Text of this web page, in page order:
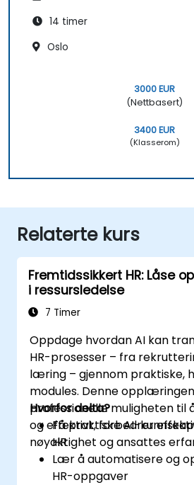
14 timer
Oslo
3000 EUR
(Nettbasert)
3400 EUR
(Klasserom)
Relaterte kurs
Fremtidssikkert HR: Låse
i ressursledelse
7 Timer
Oppdage hvordan AI kan
HR-prosesser – fra
læring – gjennom praktiske,
modules. Denne
professionelle muligheten til
og effektivt, forbedrer
nøyaktighet og ansattes
Hvorfor delta?
Få praktiske AI-
HR
Lær å automatisere og
HR-oppgaver